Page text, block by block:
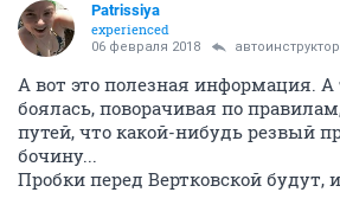
Patrissiya
experienced
06 февраля 2018 автоинструктор
А вот это полезная информация. А
боялась, поворачивая по
путей, что какой-нибудь резвый
бочину...
Пробки перед Вертковской будут,